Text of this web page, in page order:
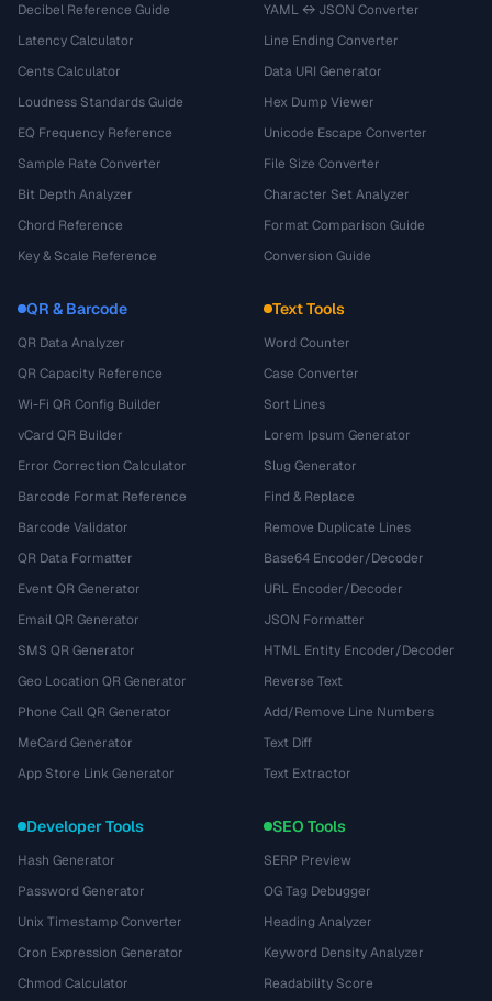
Decibel Reference Guide
Latency Calculator
Cents Calculator
Loudness Standards Guide
EQ Frequency Reference
Sample Rate Converter
Bit Depth Analyzer
Chord Reference
Key & Scale Reference
YAML ↔ JSON Converter
Line Ending Converter
Data URI Generator
Hex Dump Viewer
Unicode Escape Converter
File Size Converter
Character Set Analyzer
Format Comparison Guide
Conversion Guide
QR & Barcode
QR Data Analyzer
QR Capacity Reference
Wi-Fi QR Config Builder
vCard QR Builder
Error Correction Calculator
Barcode Format Reference
Barcode Validator
QR Data Formatter
Event QR Generator
Email QR Generator
SMS QR Generator
Geo Location QR Generator
Phone Call QR Generator
MeCard Generator
App Store Link Generator
Text Tools
Word Counter
Case Converter
Sort Lines
Lorem Ipsum Generator
Slug Generator
Find & Replace
Remove Duplicate Lines
Base64 Encoder/Decoder
URL Encoder/Decoder
JSON Formatter
HTML Entity Encoder/Decoder
Reverse Text
Add/Remove Line Numbers
Text Diff
Text Extractor
Developer Tools
Hash Generator
Password Generator
Unix Timestamp Converter
Cron Expression Generator
Chmod Calculator
SEO Tools
SERP Preview
OG Tag Debugger
Heading Analyzer
Keyword Density Analyzer
Readability Score